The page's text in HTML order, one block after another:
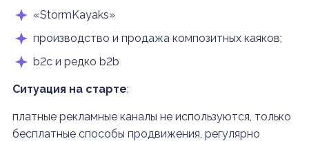
«StormKayaks»
производство и продажа композитных каяков;
b2c и редко b2b
Ситуация на старте:
платные рекламные каналы не используются, только
бесплатные способы продвижения, регулярно